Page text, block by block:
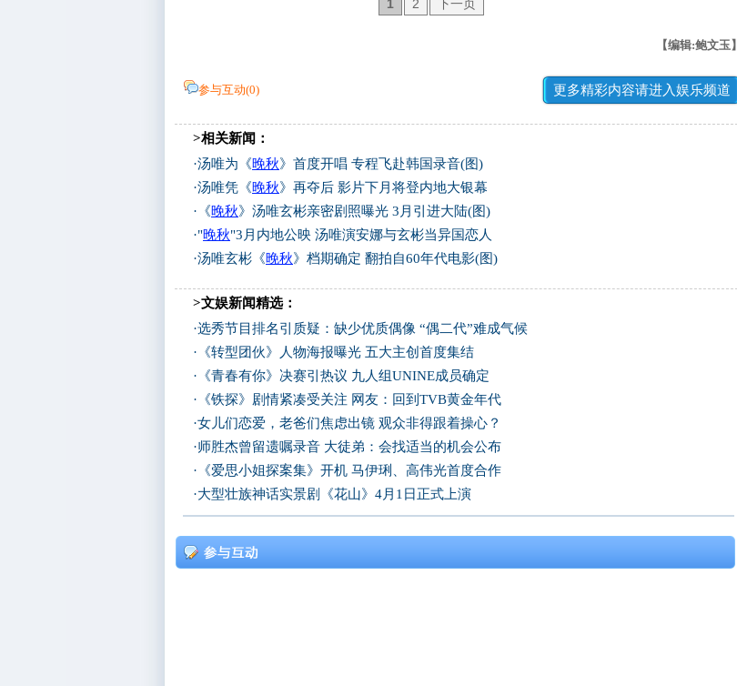
1 2 下一页
【编辑:鲍文玉】
参与互动(0) 更多精彩内容请进入娱乐频道
>相关新闻：
·汤唯为《晚秋》首度开唱 专程飞赴韩国录音(图)
·汤唯凭《晚秋》再夺后 影片下月将登内地大银幕
· 《晚秋》汤唯玄彬亲密剧照曝光 3月引进大陆(图)
·"晚秋"3月内地公映 汤唯演安娜与玄彬当异国恋人
·汤唯玄彬《晚秋》档期确定 翻拍自60年代电影(图)
>文娱新闻精选：
·选秀节目排名引质疑：缺少优质偶像 “偶二代”难成气候
· 《转型团伙》人物海报曝光 五大主创首度集结
· 《青春有你》决赛引热议 九人组UNINE成员确定
· 《铁探》剧情紧凑受关注 网友：回到TVB黄金年代
·女儿们恋爱，老爸们焦虑出镜 观众非得跟着操心？
·师胜杰曾留遗嘱录音 大徒弟：会找适当的机会公布
· 《爱思小姐探案集》开机 马伊琍、高伟光首度合作
·大型壮族神话实景剧《花山》4月1日正式上演